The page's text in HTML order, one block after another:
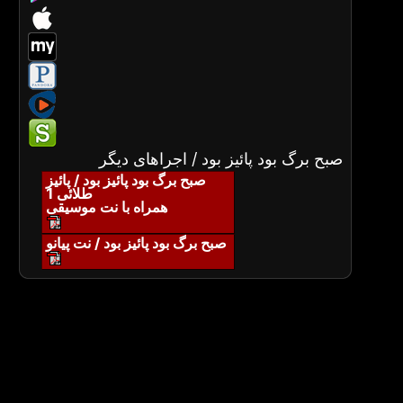
صبح برگ بود پائیز بود / اجراهای دیگر
صبح برگ بود پائیز بود / پائیز
طلائی 1
همراه با نت موسیقی
صبح برگ بود پائیز بود / نت پیانو